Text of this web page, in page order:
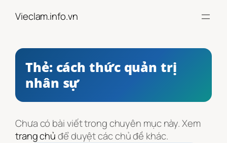
đến
dung
Vieclam.info.vn
Thẻ: cách thức quản trị
nhân sự
Chưa có bài viết trong chuyên mục này. Xem
trang chủđể duyệt các chủ đề khác.